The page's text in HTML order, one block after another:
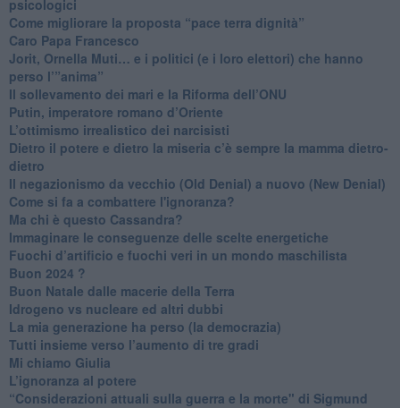
psicologici
Come migliorare la proposta “pace terra dignità”
Caro Papa Francesco
​Jorit, Ornella Muti… e i politici (e i loro elettori) che hanno
perso l’”anima”
​Il sollevamento dei mari e la Riforma dell’ONU
Putin, imperatore romano d’Oriente
​L’ottimismo irrealistico dei narcisisti
​Dietro il potere e dietro la miseria c’è sempre la mamma dietro-
dietro
Il negazionismo da vecchio (Old Denial) a nuovo (New Denial)
Come si fa a combattere l'ignoranza?
Ma chi è questo Cassandra?
Immaginare le conseguenze delle scelte energetiche
​Fuochi d’artificio e fuochi veri in un mondo maschilista
Buon 2024 ?
​Buon Natale dalle macerie della Terra
​Idrogeno vs nucleare ed altri dubbi
​La mia generazione ha perso (la democrazia)
​Tutti insieme verso l’aumento di tre gradi
Mi chiamo Giulia
L’ignoranza al potere
​“Considerazioni attuali sulla guerra e la morte" di Sigmund